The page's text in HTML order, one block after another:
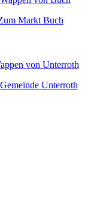
Markt Buch
Unterroth